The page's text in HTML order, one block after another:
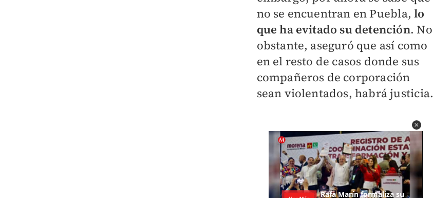
no se encuentran en Puebla,lo
que ha evitado su detención. No
obstante, aseguró que así como
en el resto de casos donde sus
compañeros de corporación
sean violentados, habrá justicia.